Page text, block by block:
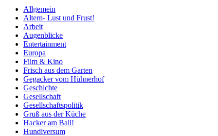
Allgemein
Altern- Lust und Frust!
Arbeit
Augenblicke
Entertainment
Europa
Film & Kino
Frisch aus dem Garten
Gegacker vom Hühnerhof
Geschichte
Gesellschaft
Gesellschaftspolitik
Gruß aus der Küche
Hacker am Ball!
Hundiversum